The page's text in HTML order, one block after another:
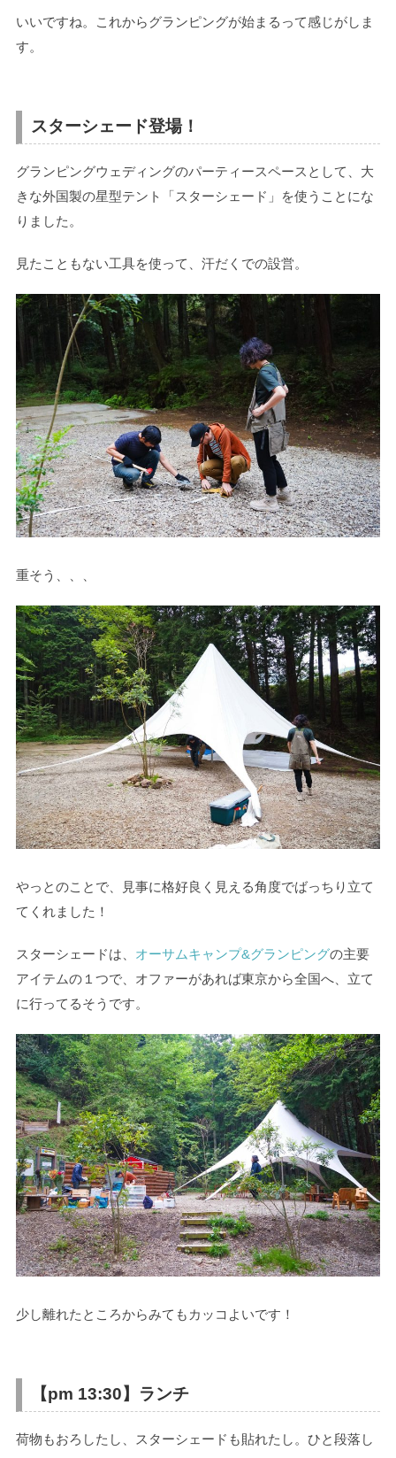
いいですね。これからグランピングが始まるって感じがしま
す。
スターシェード登場！
グランピングウェディングのパーティースペースとして、大
きな外国製の星型テント「スターシェード」を使うことにな
りました。
見たこともない工具を使って、汗だくでの設営。
重そう、、、
やっとのことで、見事に格好良く見える角度でばっちり立て
てくれました！
スターシェードは、 オーサムキャンプ&グランピングの主要
アイテムの１つで、オファーがあれば東京から全国へ、立て
に行ってるそうです。
少し離れたところからみてもカッコよいです！
【pm 13:30】 ランチ
荷物もおろしたし、スターシェードも貼れたし。ひと段落し